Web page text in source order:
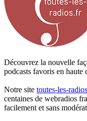
Découvrez la nouvelle
podcasts favoris en haute
Notre site toutes-les-
centaines de webradios
facilement et sans